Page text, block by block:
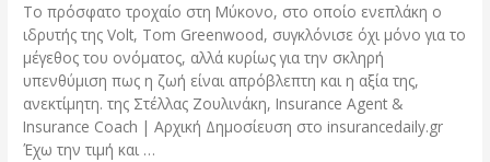
Το πρόσφατο τροχαίο στη Μύκονο, στο οποίο ενεπλάκη ο
ιδρυτής της Volt, Tom Greenwood, συγκλόνισε όχι μόνο για το
μέγεθος του ονόματος, αλλά κυρίως για την σκληρή
υπενθύμιση πως η ζωή είναι απρόβλεπτη και η αξία της,
ανεκτίμητη. της Στέλλας Ζουλινάκη, Insurance Agent &
Insurance Coach | Αρχική Δημοσίευση στο insurancedaily.gr
Έχω την τιμή και …